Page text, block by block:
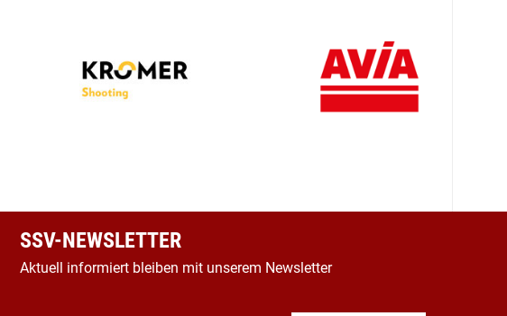
SSV-NEWSLETTER
Aktuell informiert bleiben mit unserem Newsletter